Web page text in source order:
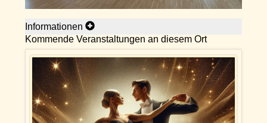
Informationen
Kommende Veranstaltungen an diesem Ort